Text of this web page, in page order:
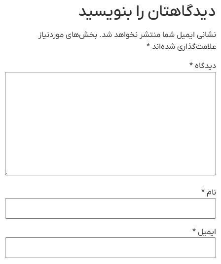
دیدگاهتان را بنویسید
نشانی ایمیل شما منتشر نخواهد شد. بخش‌های موردنیاز
علامت‌گذاری شده‌اند *
دیدگاه *
نام *
ایمیل *